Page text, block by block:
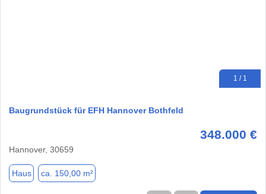
1 / 1
Baugrundstück für EFH Hannover Bothfeld
348.000 €
Hannover, 30659
Haus ca. 150,00 m²